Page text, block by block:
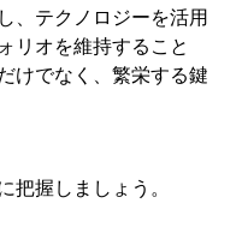
、テクノロジーを活用
リオを維持すること
けでなく、繁栄する鍵
把握しましょう。